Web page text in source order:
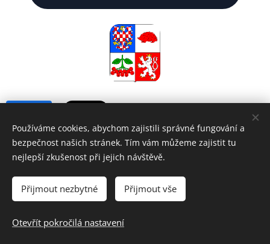
Všechna práva vyhrazena • Krajský svaz stolního tenisu Vysočina
Ochrana osobních údajů
Používáme cookies, abychom zajistili správné fungování a
bezpečnost našich stránek. Tím vám můžeme zajistit tu
nejlepší zkušenost při jejich návštěvě.
Přijmout nezbytné Přijmout vše
Otevřít pokročilá nastavení